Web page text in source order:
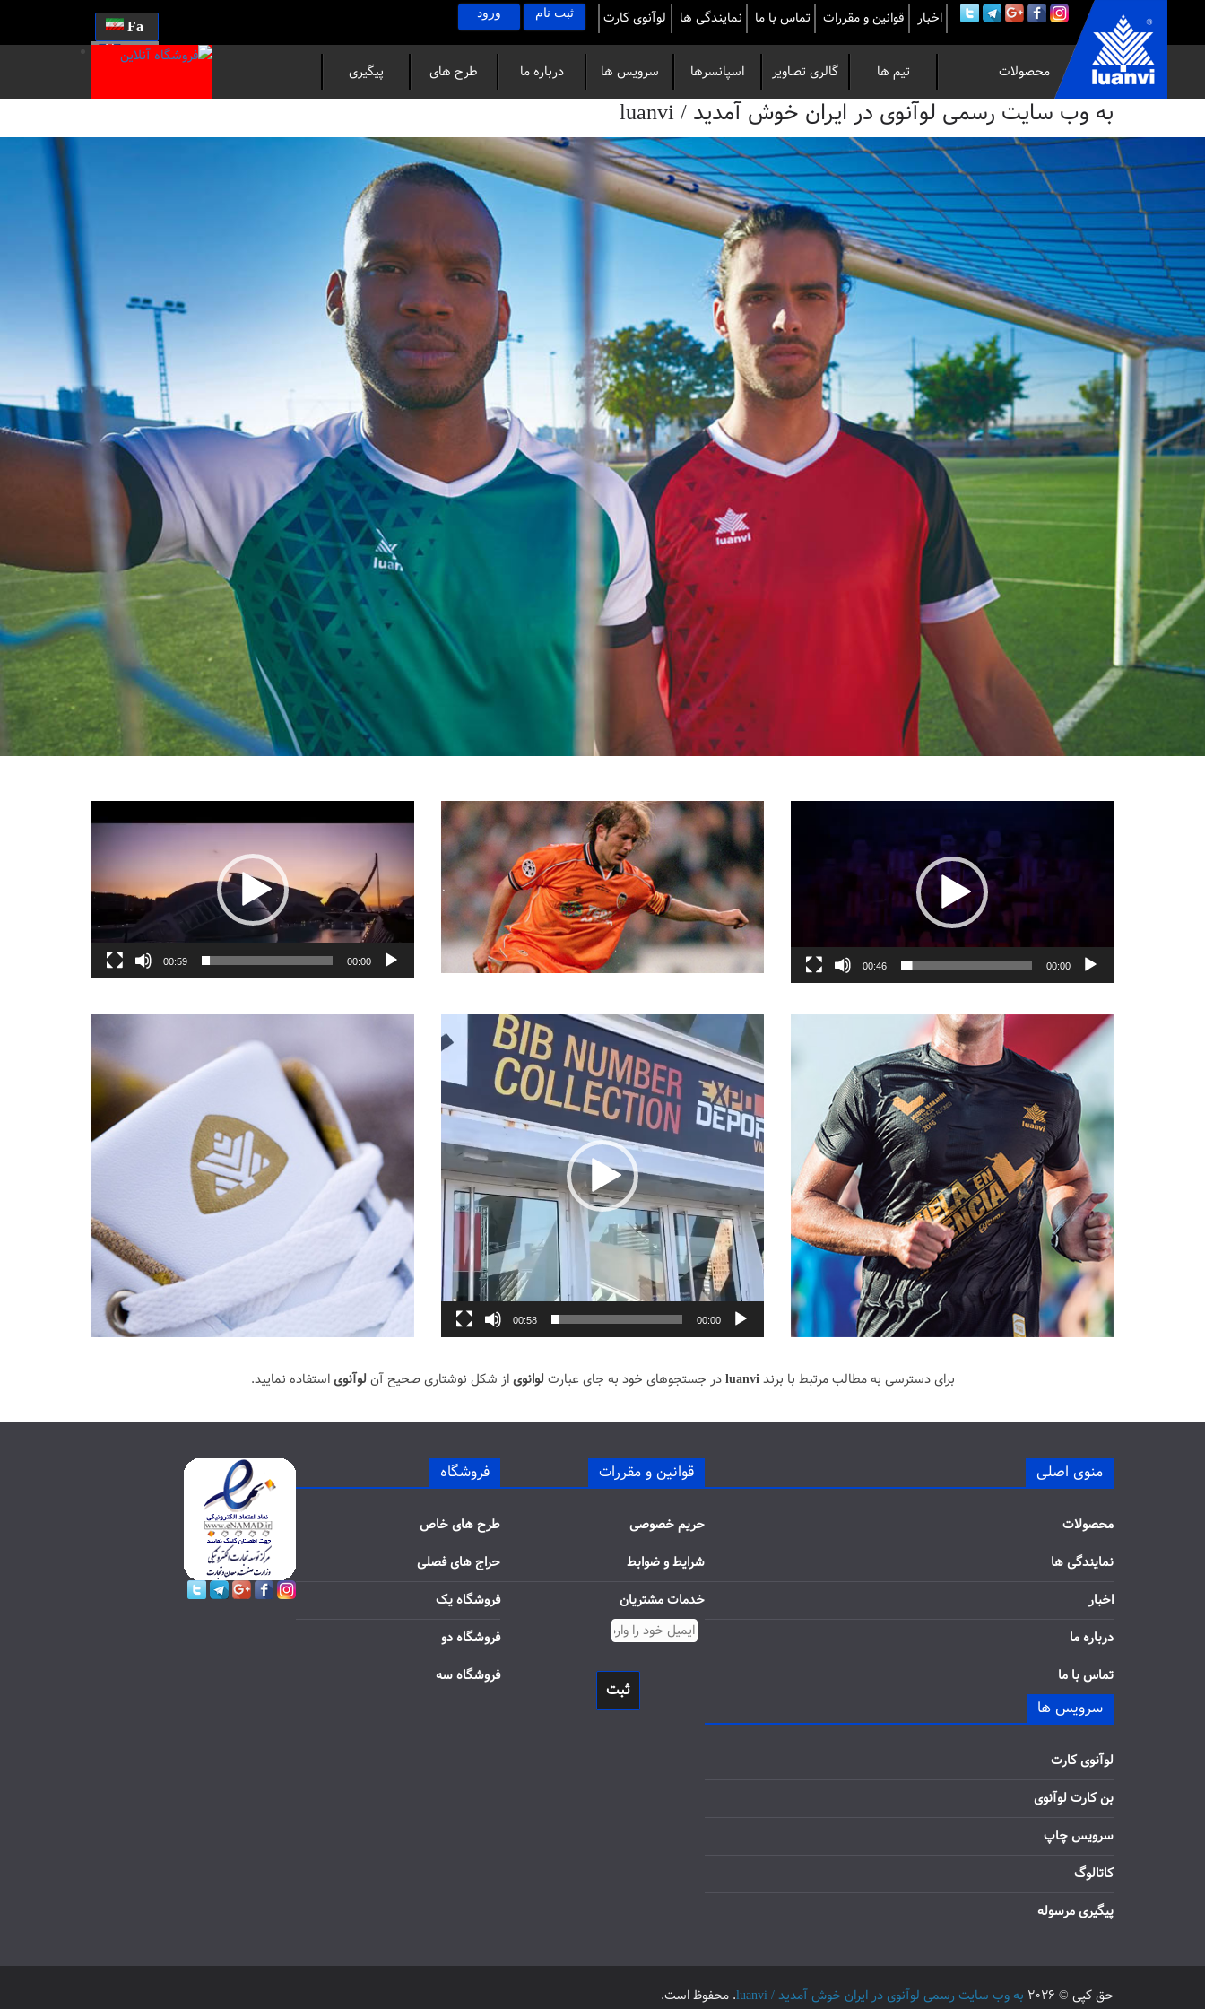
Fa
En
به
وب
سایت
رسمی
لوآنوی
در
ایران
خوش
آمدید
/
luanvi
اخبار قوانین و مقررات تماس با ما نمایندگی ها لوآنوی کارت ثبت نام ورود
محصولات تیم ها گالری تصاویر اسپانسرها سرویس ها درباره ما
طرح های
پیگیری
به وب سایت رسمی لوآنوی در ایران خوش آمدید / luanvi
00:00
00:59 00:00
00:46
نمایشگر
ویدیو
00:00
00:58
برای دسترسی به مطالب مرتبط با برندluanviدر جستجوهای خود به جای عبارت لوانویاز شکل نوشتاری صحیح آن لوآنویاستفاده نمایید.
منوی اصلی
محصولات
نمایندگی ها
اخبار
درباره ما
تماس با ما
سرویس ها
لوآنوی کارت
بن کارت لوآنوی
سرویس چاپ
کاتالوگ
پیگیری مرسوله
قوانین و مقررات
حریم خصوصی
شرایط و ضوابط
خدمات مشتریان
ثبت
فروشگاه
طرح های خاص
حراج های فصلی
فروشگاه یک
فروشگاه دو
فروشگاه سه
حق کپی © 2026 به وب سایت رسمی لوآنوی در ایران خوش آمدید / luanvi
. محفوظ است.